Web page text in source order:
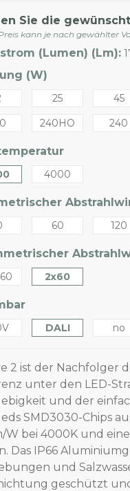
Sie die
kann je nach gewählter
(Lumen) (Lm):
(W)
25 45
240HO 240
4000
60 120
2x60
DALI no
2 ist der Nachfolger
unter den LED-
und der
SMD3030-Chips
W bei 4000K und
Das IP66
und
geschützt